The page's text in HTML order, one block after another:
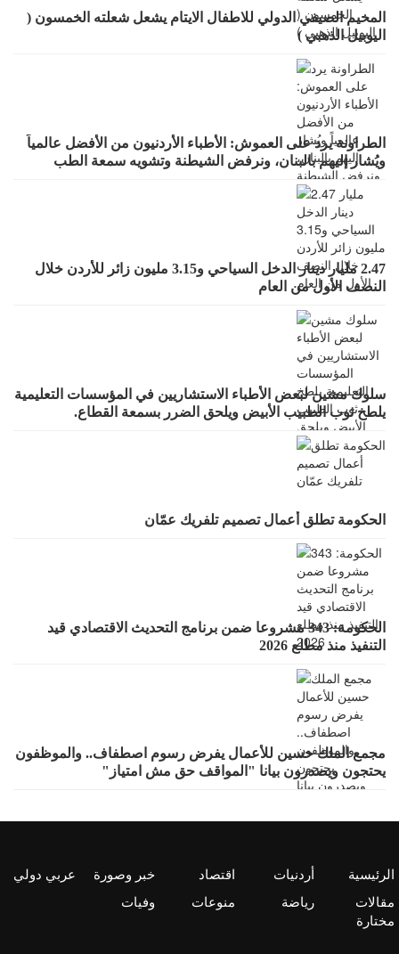
المخيم الصيفي الدولي للاطفال الايتام يشعل شعلته الخمسون (
اليوبيل الذهبي )
الطراونة يرد على العموش: الأطباء الأردنيون من الأفضل عالمياً
ويُشار إليهم بالبنان، ونرفض الشيطنة وتشويه سمعة الطب
بالعموميات
2.47 مليار دينار الدخل السياحي و3.15 مليون زائر للأردن خلال
النصف الأول من العام
سلوك مشين لبعض الأطباء الاستشاريين في المؤسسات التعليمية
يلطخ ثوب الطبيب الأبيض ويلحق الضرر بسمعة القطاع.
الحكومة تطلق أعمال تصميم تلفريك عمّان
الحكومة: 343 مشروعا ضمن برنامج التحديث الاقتصادي قيد
التنفيذ منذ مطلع 2026
مجمع الملك حسين للأعمال يفرض رسوم اصطفاف.. والموظفون
يحتجون ويصدرون بيانا "المواقف حق مش امتياز"
الرئيسية أردنيات اقتصاد خبر وصورة
عربي دولي
مقالات
مختارة
رياضة منوعات وفيات